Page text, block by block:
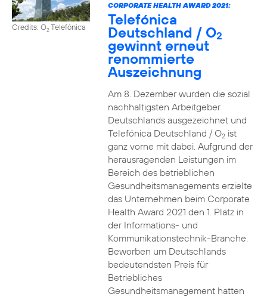
Credits: O2Telefónica
CORPORATE HEALTH AWARD 2021:
Telefónica
Deutschland / O2
gewinnt erneut
renommierte
Auszeichnung
Am 8. Dezember wurden die sozial
nachhaltigsten Arbeitgeber
Deutschlands ausgezeichnet und
Telefónica Deutschland / O2ist
ganz vorne mit dabei. Aufgrund der
herausragenden Leistungen im
Bereich des betrieblichen
Gesundheitsmanagements erzielte
das Unternehmen beim Corporate
Health Award 2021 den 1. Platz in
der Informations- und
Kommunikationstechnik-Branche.
Beworben um Deutschlands
bedeutendsten Preis für
Betriebliches
Gesundheitsmanagement hatten